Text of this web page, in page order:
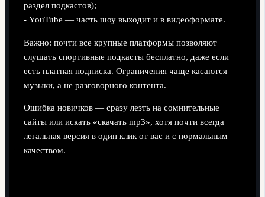
раздел подкастов);
- YouTube — часть шоу выходит и в видеоформате.
Важно: почти все крупные платформы позволяют
слушать спортивные подкасты бесплатно, даже если
есть платная подписка. Ограничения чаще касаются
музыки, а не разговорного контента.
Ошибка новичков — сразу лезть на сомнительные
сайты или искать «скачать mp3», хотя почти всегда
легальная версия в один клик от вас и с нормальным
качеством.